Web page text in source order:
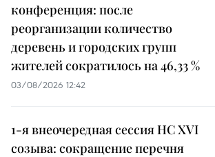
конференция: после
реорганизации количество
деревень и городских групп
жителей сократилось на 46,33 %
03/08/2026 12:42
1-я внеочередная сессия НС XVI
созыва: сокращение перечня